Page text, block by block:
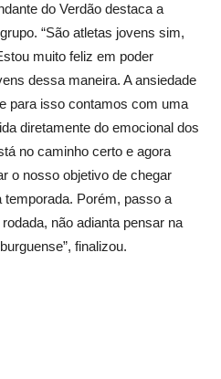
do Verdão destaca a
“São atletas jovens sim,
muito feliz em poder
dessa maneira. A ansiedade
para isso contamos com uma
diretamente do emocional dos
no caminho certo e agora
o nosso objetivo de chegar
temporada. Porém, passo a
não adianta pensar na
finalizou.